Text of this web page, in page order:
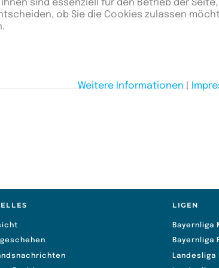
LIGEN
Bayernliga
Bayernliga
Landesliga
sind essenziell für den Betrieb der
ob Sie die Cookies zulassen
Weitere Informationen|